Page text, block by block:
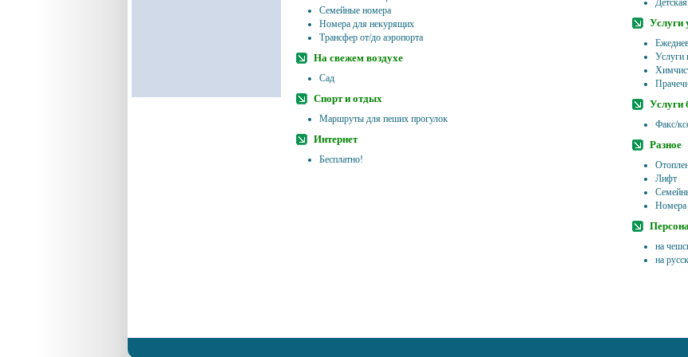
Семейные номера
Номера для некурящих
Трансфер от/до аэропорта
На свежем воздухе
Сад
Спорт и отдых
Маршруты для пеших прогулок
Интернет
Бесплатно!
Услуги
Услуги
Услуги
Факс/
Разное
Лифт
Номера
на
на